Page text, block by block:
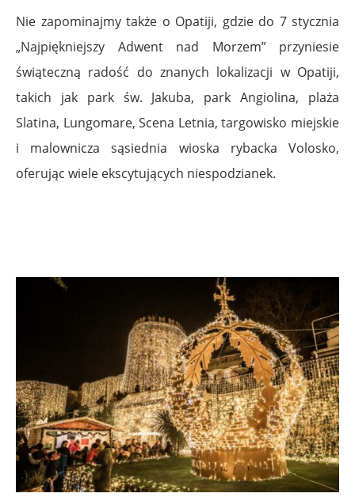
Nie zapominajmy także o Opatiji, gdzie do 7 stycznia
„Najpiękniejszy Adwent nad Morzem” przyniesie
świąteczną radość do znanych lokalizacji w Opatiji,
takich jak park św. Jakuba, park Angiolina, plaża
Slatina, Lungomare, Scena Letnia, targowisko miejskie
i malownicza sąsiednia wioska rybacka Volosko,
oferując wiele ekscytujących niespodzianek.